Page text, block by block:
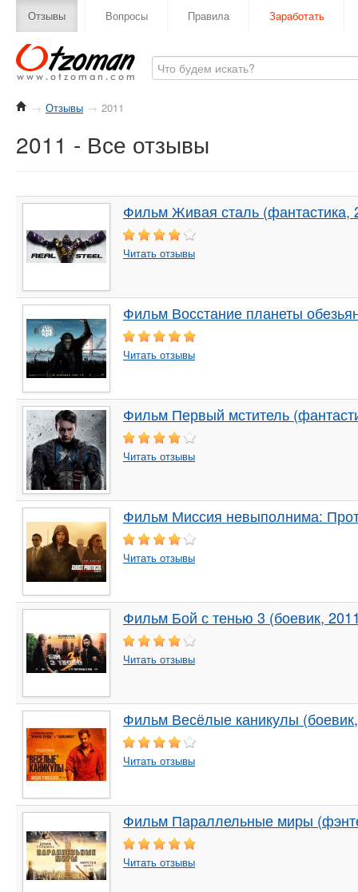
Отзывы Вопросы Правила Заработать
→ Отзывы → 2011
2011 - Все отзывы
Фильм Живая сталь (фантастика,
Читать отзывы
Фильм Восстание планеты
Читать отзывы
Фильм Первый мститель
Читать отзывы
Фильм Миссия невыполнима:
Читать отзывы
Фильм Бой с тенью 3 (боевик,
Читать отзывы
Фильм Весёлые каникулы
Читать отзывы
Фильм Параллельные миры
Читать отзывы